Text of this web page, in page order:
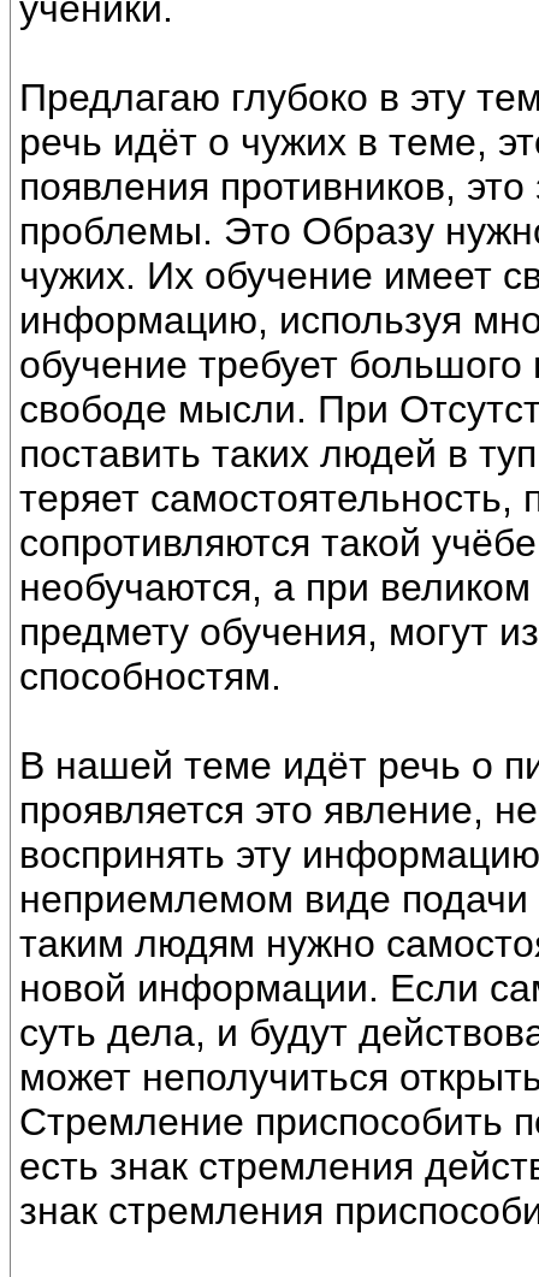
ученики.
Предлагаю глубоко в эту
речь идёт о чужих в теме,
появления противников,
проблемы. Это Образу
чужих. Их обучение имеет
информацию, используя
обучение требует
свободе мысли. При
поставить таких людей в
теряет самостоятельность,
сопротивляются такой
необучаются, а при
предмету обучения, могут
способностям.
В нашей теме идёт речь о
проявляется это явление,
воспринять эту
неприемлемом виде
таким людям нужно
новой информации. Если
суть дела, и будут
может неполучиться
Стремление приспособить
есть знак стремления
знак стремления